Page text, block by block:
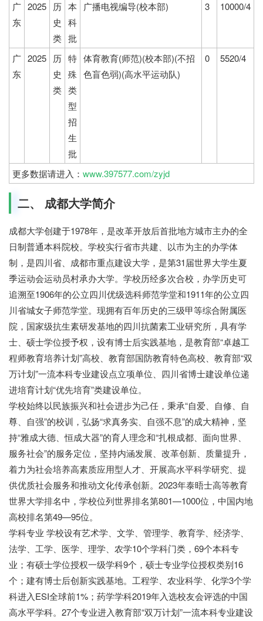
广
东
2025 历
史
类
本
科
批
广播电视编导(校本部) 3 10000/4
广
东
2025 历
史
类
特
殊
类
型
招
生
批
体育教育(师范)(校本部)(不招
色盲色弱)(高水平运动队)
0 5520/4
更多数据请进入： www.397577.com/zyjd
二、 成都大学简介
成都大学创建于1978年，是改革开放后首批地方城市主办的全
日制普通本科院校。学校实行省市共建、以市为主的办学体
制，是四川省、成都市重点建设大学，是第31届世界大学生夏
季运动会运动员村承办大学。学校历经多次合校，办学历史可
追溯至1906年的公立四川优级选科师范学堂和1911年的公立四
川省城女子师范学堂。现拥有百年历史的三级甲等综合附属医
院，国家级抗生素研发基地的四川抗菌素工业研究所，具有学
士、硕士学位授予权，设有博士后实践基地，是教育部“卓越工
程师教育培养计划”高校、教育部国防教育特色高校、教育部“双
万计划”一流本科专业建设点立项单位、四川省博士建设单位递
进培育计划“优先培育”类建设单位。
学校始终以民族振兴和社会进步为己任，秉承“自爱、自修、自
尊、自强”的校训，弘扬“求真务实、自强不息”的成大精神，坚
持“雅成大德、恒成大器”的育人理念和“扎根成都、面向世界、
服务社会”的服务定位，坚持内涵发展、改革创新、质量提升，
着力为社会培养高素质应用型人才、开展高水平科学研究、提
供优质社会服务和推动文化传承创新。2023年泰晤士高等教育
世界大学排名中，学校位列世界排名第801—1000位，中国内地
高校排名第49—95位。
学科专业 学校设有艺术学、文学、管理学、教育学、经济学、
法学、工学、医学、理学、农学10个学科门类，69个本科专
业；有硕士学位授权一级学科9个，硕士专业学位授权类别16
个；建有博士后创新实践基地。工程学、农业科学、化学3个学
科进入ESI全球前1%；药学学科2019年入选校友会评选的中国
高水平学科。27个专业进入教育部“双万计划”一流本科专业建设